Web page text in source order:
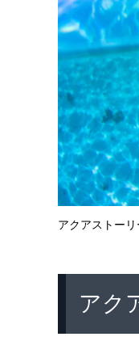
アクアストー
アク